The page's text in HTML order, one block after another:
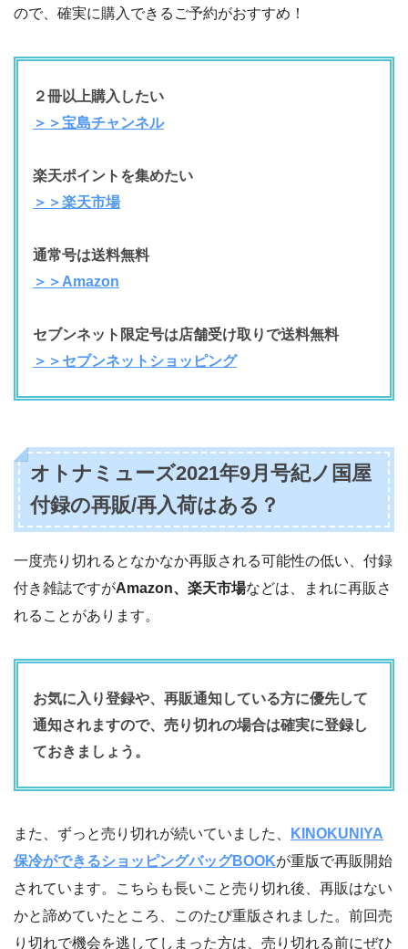
ので、確実に購入できるご予約がおすすめ！
２冊以上購入したい
＞＞宝島チャンネル
楽天ポイントを集めたい
＞＞楽天市場
通常号は送料無料
＞＞Amazon
セブンネット限定号は店舗受け取りで送料無料
＞＞セブンネットショッピング
オトナミューズ2021年9月号紀ノ国屋
付録の再販/再入荷はある？
一度売り切れるとなかなか再販される可能性の低い、付録
付き雑誌ですがAmazon、楽天市場などは、まれに再販さ
れることがあります。
お気に入り登録や、再販通知している方に優先して
通知されますので、売り切れの場合は確実に登録し
ておきましょう。
また、ずっと売り切れが続いていました、
KINOKUNIYA
保冷ができるショッピングバッグBOOKが重版で再販開始
されています。こちらも長いこと売り切れ後、再販はない
かと諦めていたところ、このたび重版されました。前回売
り切れで機会を逃してしまった方は、売り切れる前にぜひ